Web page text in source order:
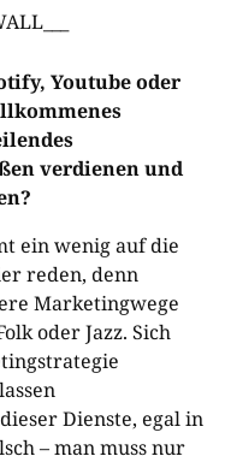
Youtube oder
verdienen und
ein wenig auf die
reden, denn
Marketingwege
oder Jazz. Sich
Dienste, egal in
– man muss nur